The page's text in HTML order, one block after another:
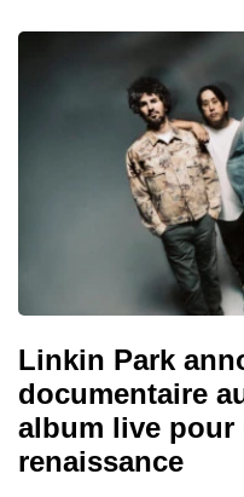
Linkin Park
documentaire
album live pour
renaissance